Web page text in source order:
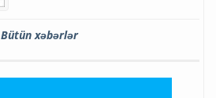
Bütün xəbərlər